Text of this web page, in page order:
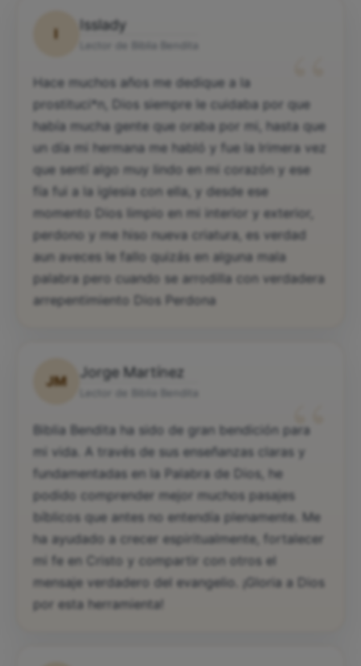
I
Isslady
“
Hace muchos años me dedique a la
prostituci*n, Dios siempre le cuidaba por que
había mucha gente que oraba por mi, hasta que
un día mi hermana me habló y fue la lrimera vez
que sentí algo muy lindo en mi corazón y ese
fía fui a la iglesia con ella, y desde ese
momento Dios limpio en mi interior y exterior,
perdono y me hiso nueva criatura, es verdad
aun aveces le fallo quizás en alguna mala
palabra pero cuando se arrodilla con verdadera
arrepentimiento Dios Perdona
JM
Jorge Martínez
“
Biblia Bendita ha sido de gran bendición para
mi vida. A través de sus enseñanzas claras y
fundamentadas en la Palabra de Dios, he
podido comprender mejor muchos pasajes
bíblicos que antes no entendía plenamente. Me
ha ayudado a crecer espiritualmente, fortalecer
mi fe en Cristo y compartir con otros el
mensaje verdadero del evangelio. ¡Gloria a Dios
por esta herramienta!